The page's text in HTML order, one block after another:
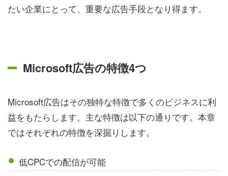
たい企業にとって、重要な広告手段となり得ます。
Microsoft広告の特徴4つ
Microsoft広告はその独特な特徴で多くのビジネスに利
益をもたらします。主な特徴は以下の通りです。本章
ではそれぞれの特徴を深掘りします。
低CPCでの配信が可能